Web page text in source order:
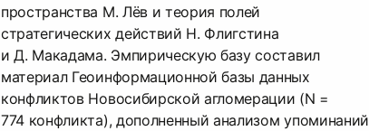
пространства М. Лёв и теория полей
стратегических действий Н. Флигстина
и Д. Макадама. Эмпирическую базу составил
материал Геоинформационной базы данных
конфликтов Новосибирской агломерации (N =
774 конфликта), дополненный анализом упоминаний